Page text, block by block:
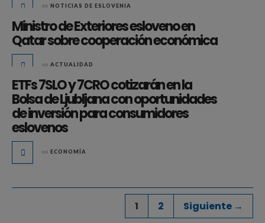
en NOTICIAS DE ESLOVENIA
Ministro de Exteriores esloveno en
Qatar sobre cooperación económica
en ACTUALIDAD
ETFs 7SLO y 7CRO cotizarán en la
Bolsa de Ljubljana con oportunidades
de inversión para consumidores
eslovenos
en ECONOMÍA
1 2 Siguiente →